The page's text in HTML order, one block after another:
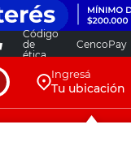
Código
de
ética
CencoPay
Ingresá
Tu ubicación